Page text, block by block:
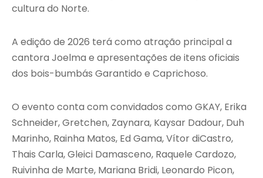
cultura do Norte.
A edição de 2026 terá como atração principal a
cantora Joelma e apresentações de itens oficiais
dos bois-bumbás Garantido e Caprichoso.
O evento conta com convidados como GKAY, Erika
Schneider, Gretchen, Zaynara, Kaysar Dadour, Duh
Marinho, Rainha Matos, Ed Gama, Vítor diCastro,
Thais Carla, Gleici Damasceno, Raquele Cardozo,
Ruivinha de Marte, Mariana Bridi, Leonardo Picon,